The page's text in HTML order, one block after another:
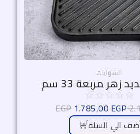
33 سم
☆
☆
☆
EGP1.785,00
السلة